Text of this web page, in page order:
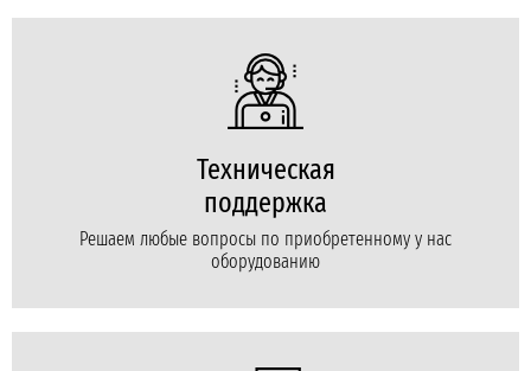
Техническая
поддержка
Решаем любые вопросы по приобретенному у нас
оборудованию